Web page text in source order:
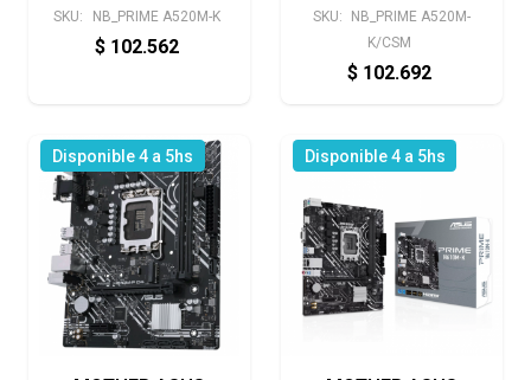
SKU: NB_PRIME A520M-K
$ 102.562
SKU:
NB_PRIME A520M-
K/CSM
$ 102.692
Disponible 4 a 5hs Disponible 4 a 5hs